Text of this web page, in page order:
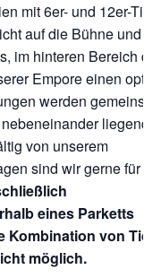
mit 6er- und 12er-
auf die Bühne und
im hinteren Bereich
Empore einen
werden
von unserem
sind wir gerne für
eines Parketts
Kombination von
möglich.